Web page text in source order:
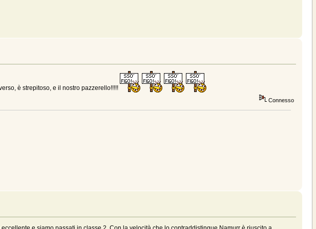
è strepitoso, e il nostro pazzerello!!!!!
Connesso